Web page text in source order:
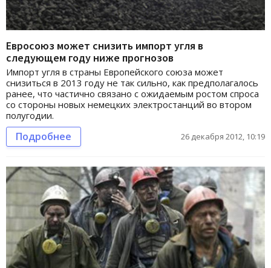
Евросоюз может снизить импорт угля в
следующем году ниже прогнозов
Импорт угля в страны Европейского союза может
снизиться в 2013 году не так сильно, как предполагалось
ранее, что частично связано с ожидаемым ростом спроса
со стороны новых немецких электростанций во втором
полугодии.
Подробнее 26 декабря 2012, 10:19